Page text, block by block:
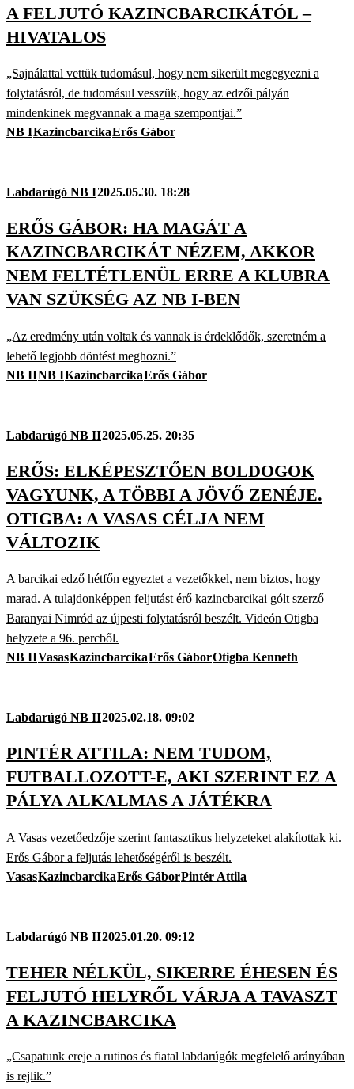
A FELJUTÓ KAZINCBARCIKÁTÓL –
HIVATALOS
„Sajnálattal vettük tudomásul, hogy nem sikerült megegyezni a
folytatásról, de tudomásul vesszük, hogy az edzői pályán
mindenkinek megvannak a maga szempontjai.”
NB IKazincbarcikaErős Gábor
Labdarúgó NB I2025.05.30. 18:28
ERŐS GÁBOR: HA MAGÁT A
KAZINCBARCIKÁT NÉZEM, AKKOR
NEM FELTÉTLENÜL ERRE A KLUBRA
VAN SZÜKSÉG AZ NB I-BEN
„Az eredmény után voltak és vannak is érdeklődők, szeretném a
lehető legjobb döntést meghozni.”
NB IINB IKazincbarcikaErős Gábor
Labdarúgó NB II2025.05.25. 20:35
ERŐS: ELKÉPESZTŐEN BOLDOGOK
VAGYUNK, A TÖBBI A JÖVŐ ZENÉJE.
OTIGBA: A VASAS CÉLJA NEM
VÁLTOZIK
A barcikai edző hétfőn egyeztet a vezetőkkel, nem biztos, hogy
marad. A tulajdonképpen feljutást érő kazincbarcikai gólt szerző
Baranyai Nimród az újpesti folytatásról beszélt. Videón Otigba
helyzete a 96. percből.
NB IIVasasKazincbarcikaErős GáborOtigba Kenneth
Labdarúgó NB II2025.02.18. 09:02
PINTÉR ATTILA: NEM TUDOM,
FUTBALLOZOTT-E, AKI SZERINT EZ A
PÁLYA ALKALMAS A JÁTÉKRA
A Vasas vezetőedzője szerint fantasztikus helyzeteket alakítottak ki.
Erős Gábor a feljutás lehetőségéről is beszélt.
VasasKazincbarcikaErős GáborPintér Attila
Labdarúgó NB II2025.01.20. 09:12
TEHER NÉLKÜL, SIKERRE ÉHESEN ÉS
FELJUTÓ HELYRŐL VÁRJA A TAVASZT
A KAZINCBARCIKA
„Csapatunk ereje a rutinos és fiatal labdarúgók megfelelő arányában
is rejlik.”